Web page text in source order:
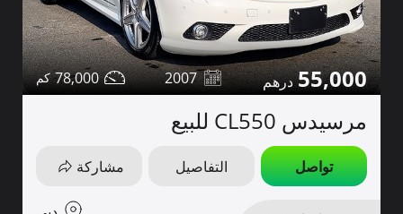
55,000
2007
78,000
مرسيدس CL550 للبيع
تواصل التفاصيل مشاركة